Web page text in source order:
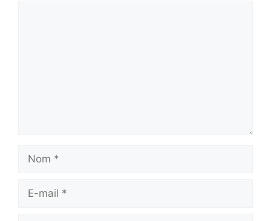
mail